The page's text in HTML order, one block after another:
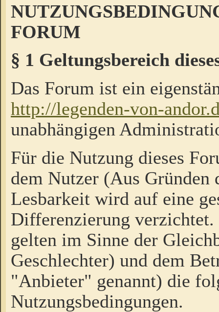
FORUM
§ 1 Geltungsbereich
Das Forum ist ein
http://legenden-von-
unabhängigen
Für die Nutzung dieses
dem Nutzer (Aus Gründen
Lesbarkeit wird auf eine
Differenzierung
gelten im Sinne der
Geschlechter) und dem
"Anbieter" genannt) die
Nutzungsbedingungen.